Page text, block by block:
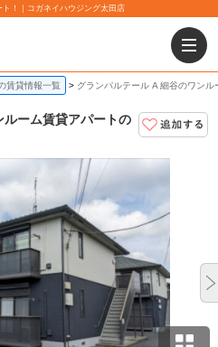
！｜コガネイハウジング太田店
賃貸情報一覧 グランパルテール A 細谷のワンル
ルーム賃貸アパートの